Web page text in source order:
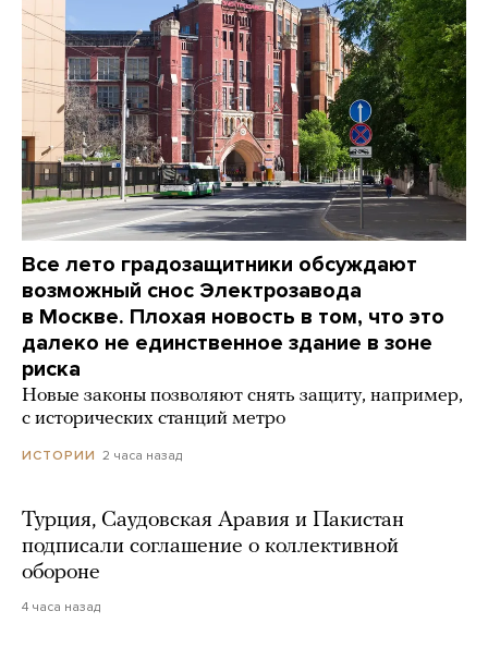
Все лето градозащитники обсуждают
возможный снос Электрозавода
в Москве. Плохая новость в том, что это
далеко не единственное здание в зоне
риска
Новые законы позволяют снять защиту, например,
с исторических станций метро
ИСТОРИИ 2 часа назад
Турция, Саудовская Аравия и Пакистан
подписали соглашение о коллективной
обороне
4 часа назад